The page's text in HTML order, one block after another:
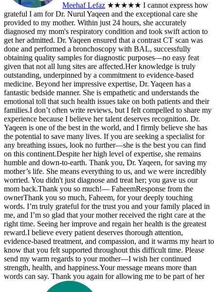
Meehaf Lefaz ★★★★★ I cannot express how
grateful I am for Dr. Nurul Yaqeen and the exceptional care she
provided to my mother. Within just 24 hours, she accurately
diagnosed my mom's respiratory condition and took swift action to
get her admitted. Dr. Yaqeen ensured that a contrast CT scan was
done and performed a bronchoscopy with BAL, successfully
obtaining quality samples for diagnostic purposes—no easy feat
given that not all lung sites are affected.Her knowledge is truly
outstanding, underpinned by a commitment to evidence-based
medicine. Beyond her impressive expertise, Dr. Yaqeen has a
fantastic bedside manner. She is empathetic and understands the
emotional toll that such health issues take on both patients and their
families.I don’t often write reviews, but I felt compelled to share my
experience because I believe her talent deserves recognition. Dr.
Yaqeen is one of the best in the world, and I firmly believe she has
the potential to save many lives. If you are seeking a specialist for
any breathing issues, look no further—she is the best you can find
on this continent.Despite her high level of expertise, she remains
humble and down-to-earth. Thank you, Dr. Yaqeen, for saving my
mother’s life. She means everything to us, and we were incredibly
worried. You didn't just diagnose and treat her; you gave us our
mom back.Thank you so much!— FaheemResponse from the
ownerThank you so much, Faheem, for your deeply touching
words. I’m truly grateful for the trust you and your family placed in
me, and I’m so glad that your mother received the right care at the
right time. Seeing her improve and regain her health is the greatest
reward.I believe every patient deserves thorough attention,
evidence-based treatment, and compassion, and it warms my heart to
know that you felt supported throughout this difficult time. Please
send my warm regards to your mother—I wish her continued
strength, health, and happiness.Your message means more than
words can say. Thank you again for allowing me to be part of her